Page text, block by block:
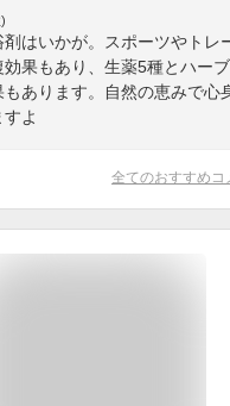
剤はいかが。スポーツやトレ
効果もあり、生薬5種とハー
もあります。自然の恵みで心
よ
全てのおすすめコ